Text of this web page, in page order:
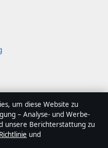
digitaler
auf Politik, Wirtschaft,
um diese Website zu
– Analyse- und Werbe-
unsere Berichterstattung zu
und